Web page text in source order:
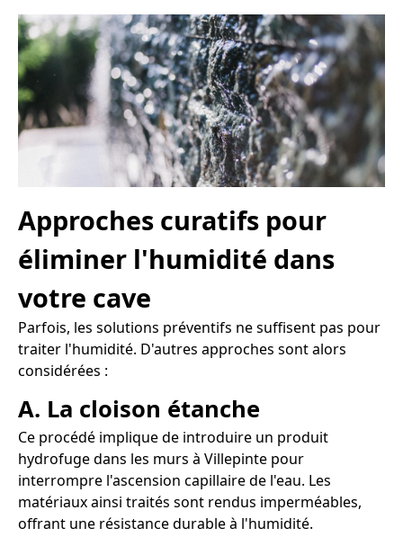
Approches curatifs pour
éliminer l'humidité dans
votre cave
Parfois, les solutions préventifs ne suffisent pas pour
traiter l'humidité. D'autres approches sont alors
considérées :
A. La cloison étanche
Ce procédé implique de introduire un produit
hydrofuge dans les murs à Villepinte pour
interrompre l'ascension capillaire de l'eau. Les
matériaux ainsi traités sont rendus imperméables,
offrant une résistance durable à l'humidité.